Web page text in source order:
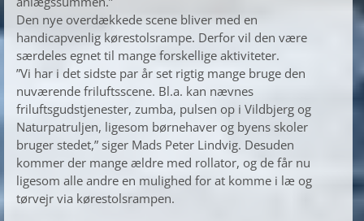
Den nye overdækkede scene bliver med en
handicapvenlig kørestolsrampe. Derfor vil den være
særdeles egnet til mange forskellige aktiviteter.
”Vi har i det sidste par år set rigtig mange bruge den
nuværende friluftsscene. Bl.a. kan nævnes
friluftsgudstjenester, zumba, pulsen op i Vildbjerg og
Naturpatruljen, ligesom børnehaver og byens skoler
bruger stedet,” siger Mads Peter Lindvig. Desuden
kommer der mange ældre med rollator, og de får nu
ligesom alle andre en mulighed for at komme i læ og
tørvejr via kørestolsrampen.